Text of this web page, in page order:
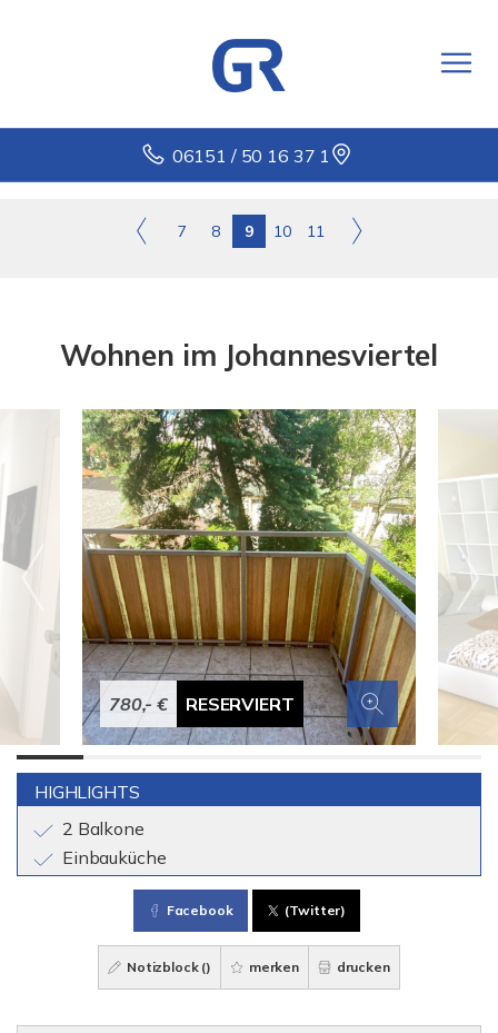
06151 / 50 16 37 1
7 8 9 10 11
Wohnen im Johannesviertel
780,- € RESERVIERT
HIGHLIGHTS
2 Balkone
Einbauküche
Facebook (Twitter)
Notizblock () merken drucken